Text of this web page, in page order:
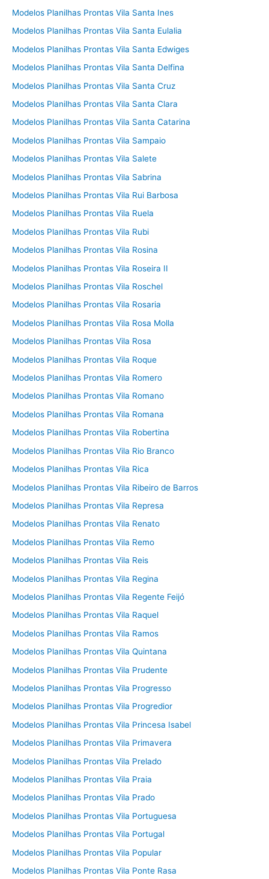
Modelos Planilhas Prontas Vila Santa Ines
Modelos Planilhas Prontas Vila Santa Eulalia
Modelos Planilhas Prontas Vila Santa Edwiges
Modelos Planilhas Prontas Vila Santa Delfina
Modelos Planilhas Prontas Vila Santa Cruz
Modelos Planilhas Prontas Vila Santa Clara
Modelos Planilhas Prontas Vila Santa Catarina
Modelos Planilhas Prontas Vila Sampaio
Modelos Planilhas Prontas Vila Salete
Modelos Planilhas Prontas Vila Sabrina
Modelos Planilhas Prontas Vila Rui Barbosa
Modelos Planilhas Prontas Vila Ruela
Modelos Planilhas Prontas Vila Rubi
Modelos Planilhas Prontas Vila Rosina
Modelos Planilhas Prontas Vila Roseira II
Modelos Planilhas Prontas Vila Roschel
Modelos Planilhas Prontas Vila Rosaria
Modelos Planilhas Prontas Vila Rosa Molla
Modelos Planilhas Prontas Vila Rosa
Modelos Planilhas Prontas Vila Roque
Modelos Planilhas Prontas Vila Romero
Modelos Planilhas Prontas Vila Romano
Modelos Planilhas Prontas Vila Romana
Modelos Planilhas Prontas Vila Robertina
Modelos Planilhas Prontas Vila Rio Branco
Modelos Planilhas Prontas Vila Rica
Modelos Planilhas Prontas Vila Ribeiro de Barros
Modelos Planilhas Prontas Vila Represa
Modelos Planilhas Prontas Vila Renato
Modelos Planilhas Prontas Vila Remo
Modelos Planilhas Prontas Vila Reis
Modelos Planilhas Prontas Vila Regina
Modelos Planilhas Prontas Vila Regente Feijó
Modelos Planilhas Prontas Vila Raquel
Modelos Planilhas Prontas Vila Ramos
Modelos Planilhas Prontas Vila Quintana
Modelos Planilhas Prontas Vila Prudente
Modelos Planilhas Prontas Vila Progresso
Modelos Planilhas Prontas Vila Progredior
Modelos Planilhas Prontas Vila Princesa Isabel
Modelos Planilhas Prontas Vila Primavera
Modelos Planilhas Prontas Vila Prelado
Modelos Planilhas Prontas Vila Praia
Modelos Planilhas Prontas Vila Prado
Modelos Planilhas Prontas Vila Portuguesa
Modelos Planilhas Prontas Vila Portugal
Modelos Planilhas Prontas Vila Popular
Modelos Planilhas Prontas Vila Ponte Rasa